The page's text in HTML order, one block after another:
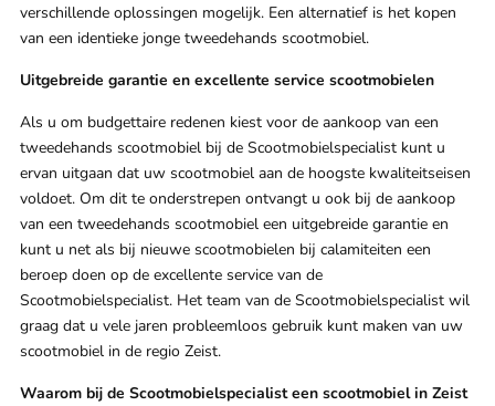
verschillende oplossingen mogelijk. Een alternatief is het kopen
van een identieke jonge tweedehands scootmobiel.
Uitgebreide garantie en excellente service scootmobielen
Als u om budgettaire redenen kiest voor de aankoop van een
tweedehands scootmobiel bij de Scootmobielspecialist kunt u
ervan uitgaan dat uw scootmobiel aan de hoogste kwaliteitseisen
voldoet. Om dit te onderstrepen ontvangt u ook bij de aankoop
van een tweedehands scootmobiel een uitgebreide garantie en
kunt u net als bij nieuwe scootmobielen bij calamiteiten een
beroep doen op de excellente service van de
Scootmobielspecialist. Het team van de Scootmobielspecialist wil
graag dat u vele jaren probleemloos gebruik kunt maken van uw
scootmobiel in de regio Zeist.
Waarom bij de Scootmobielspecialist een scootmobiel in Zeist